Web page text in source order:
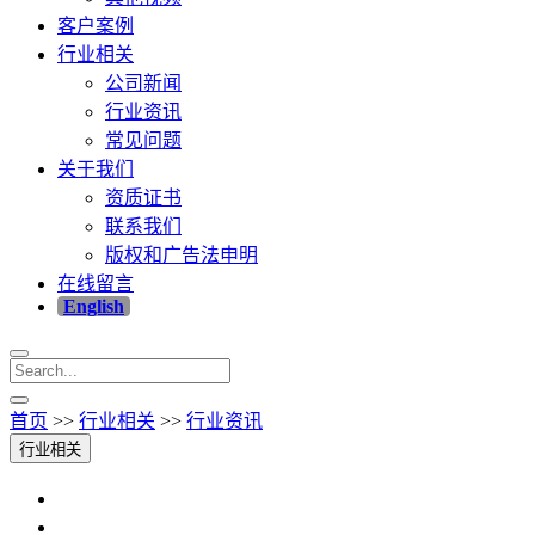
客户案例
行业相关
公司新闻
行业资讯
常见问题
关于我们
资质证书
联系我们
版权和广告法申明
在线留言
English
首页 >> 行业相关 >> 行业资讯
行业相关